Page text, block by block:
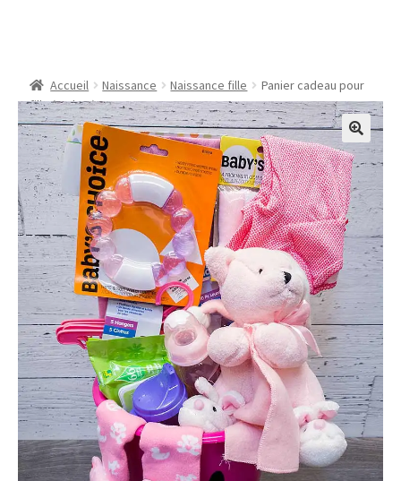
Accueil Naissance Naissance fille
Panier cadeau pour
fille (style A)
🔍